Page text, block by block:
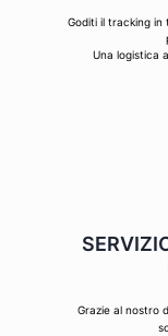
Goditi il tracking in
Una logistica
Grazie al nostro